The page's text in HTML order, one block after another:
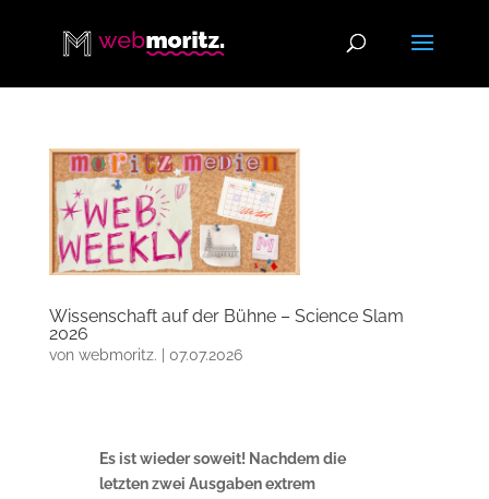
Wissenschaft auf der Bühne – Science Slam
2026
von webmoritz. 07.07.2026
Es ist wieder soweit! Nachdem die
letzten zwei Ausgaben extrem